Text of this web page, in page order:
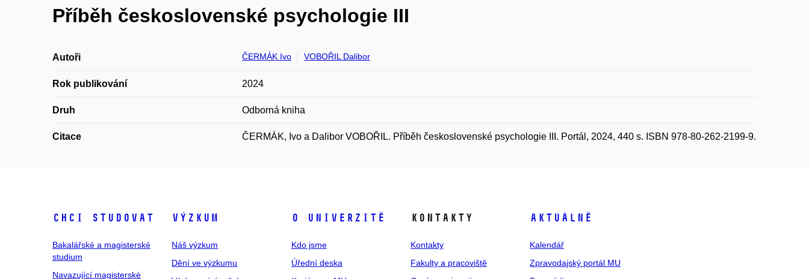
Příběh československé psychologie III
Autoři ČERMÁK Ivo VOBOŘIL Dalibor
Rok publikování 2024
Druh Odborná kniha
Citace ČERMÁK, Ivo a Dalibor VOBOŘIL. Příběh československé psychologie III. Portál, 2024, 440 s. ISBN 978-80-262-2199-9.
Chci studovat
Bakalářské a magisterské
studium
Navazující magisterské
Výzkum
Náš výzkum
Dění ve výzkumu
O univerzitě
Kdo jsme
Úřední deska
Kontakty
Kontakty
Fakulty a pracoviště
Aktuálně
Kalendář
Zpravodajský portál MU